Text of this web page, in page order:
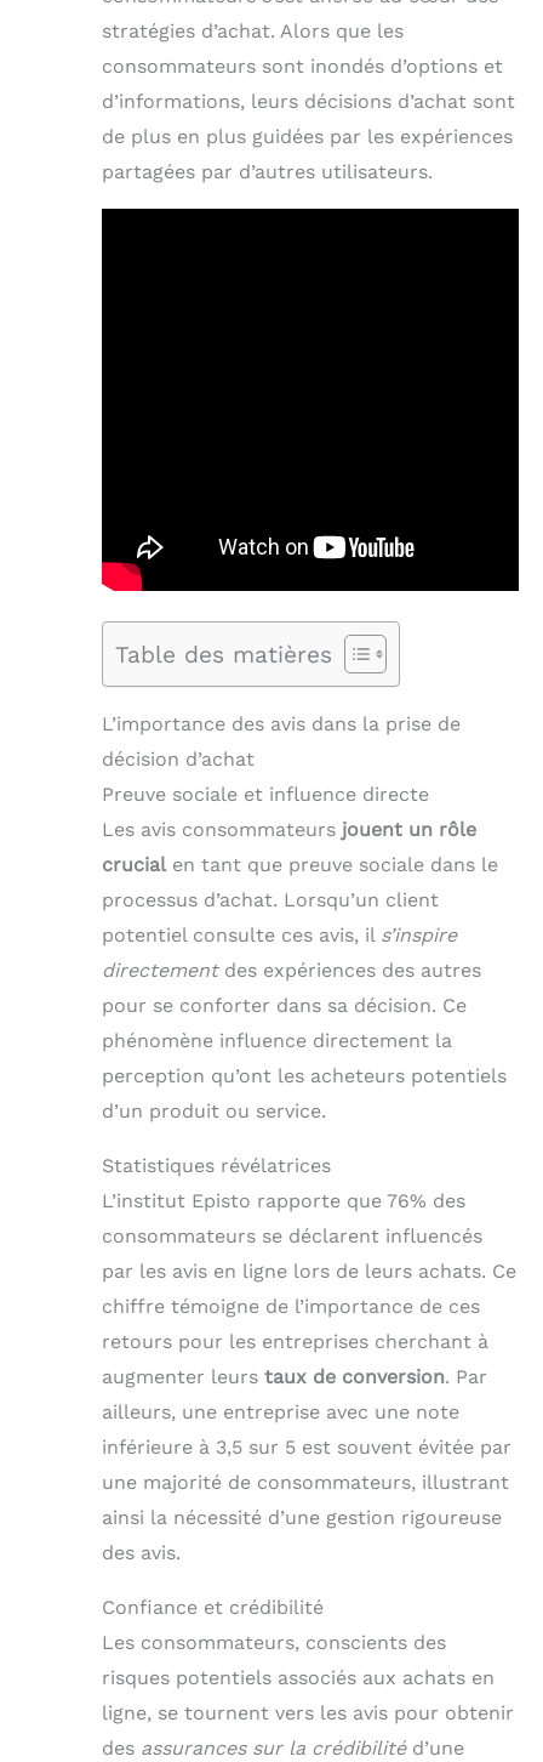
stratégies d’achat. Alors que les
consommateurs sont inondés d’options et
d’informations, leurs décisions d’achat sont
de plus en plus guidées par les expériences
partagées par d’autres utilisateurs.
Table des matières
L’importance des avis dans la prise de
décision d’achat
Preuve sociale et influence directe
Les avis consommateurs jouent un rôle
crucialen tant que preuve sociale dans le
processus d’achat. Lorsqu’un client
potentiel consulte ces avis, il s’inspire
directementdes expériences des autres
pour se conforter dans sa décision. Ce
phénomène influence directement la
perception qu’ont les acheteurs potentiels
d’un produit ou service.
Statistiques révélatrices
L’institut Episto rapporte que 76% des
consommateurs se déclarent influencés
par les avis en ligne lors de leurs achats. Ce
chiffre témoigne de l’importance de ces
retours pour les entreprises cherchant à
augmenter leurs taux de conversion. Par
ailleurs, une entreprise avec une note
inférieure à 3,5 sur 5 est souvent évitée par
une majorité de consommateurs, illustrant
ainsi la nécessité d’une gestion rigoureuse
des avis.
Confiance et crédibilité
Les consommateurs, conscients des
risques potentiels associés aux achats en
ligne, se tournent vers les avis pour obtenir
des assurances sur la crédibilitéd’une